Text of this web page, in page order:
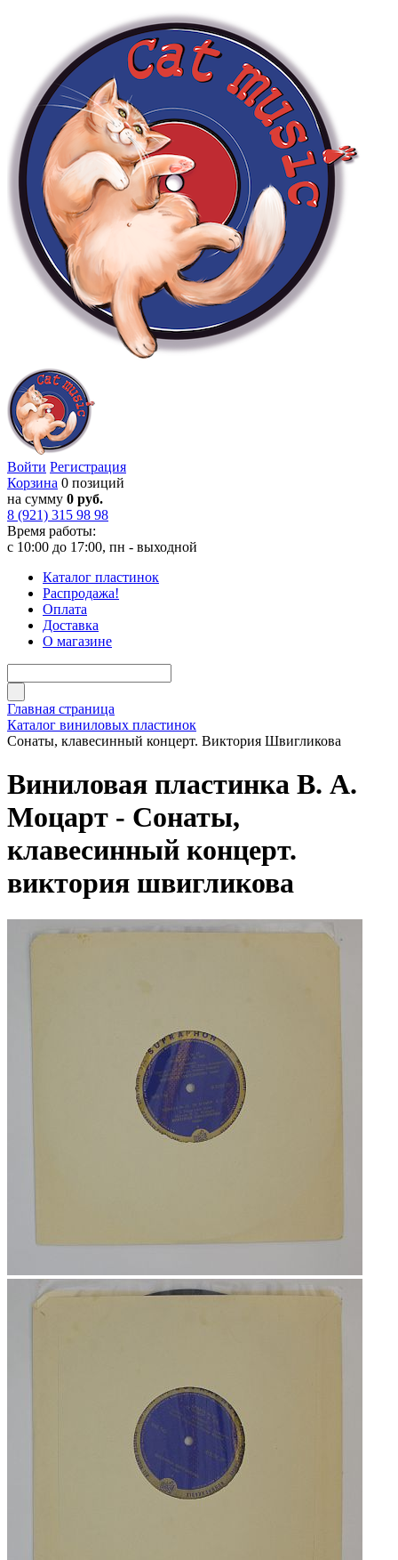
Войти Регистрация
Корзина 0 позиций
на сумму 0 руб.
8 (921) 315 98 98
Время работы:
с 10:00 до 17:00, пн - выходной
Каталог пластинок
Распродажа!
Оплата
Доставка
О магазине
Главная страница
Каталог виниловых пластинок
Сонаты, клавесинный концерт. Виктория Швигликова
Виниловая пластинка В. А.
Моцарт - Сонаты,
клавесинный концерт.
виктория швигликова